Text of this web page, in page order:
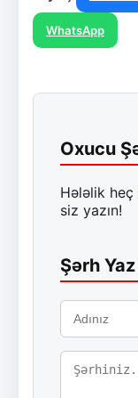
WhatsApp
Oxucu
Hələlik heç
siz yazın!
Şərh Yaz